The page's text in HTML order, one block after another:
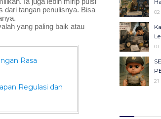
dari tangan penulisnya. Bisa
yang paling baik atau
Rasa
Regulasi dan
01